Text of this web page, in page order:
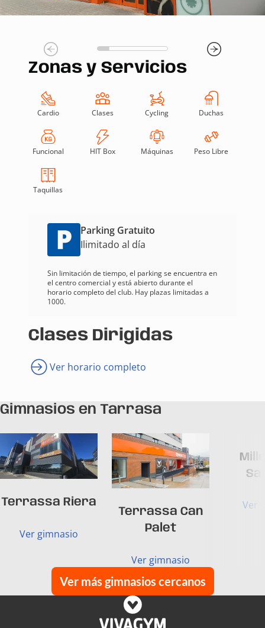
Zonas y Servicios
Cardio Clases Cycling Duchas
Funcional HIT Box Máquinas Peso Libre
Taquillas
Parking Gratuito
Ilimitado al día
Sin limitación de tiempo, el parking se encuentra en
el centro comercial y está abierto durante el
horario completo del club. Hay plazas limitadas a
1000.
Clases Dirigidas
Ver horario completo
Gimnasios en Tarrasa
Terrassa Riera
Ver gimnasio
Terrassa Can
Palet
Ver gimnasio
Ver
Ver más gimnasios cercanos